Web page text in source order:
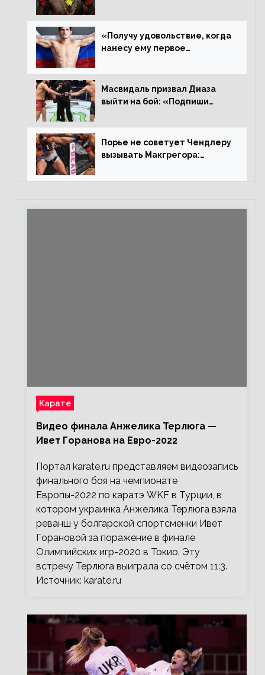
пауза», сообщает Стерлинг
ответил Сехудо
«Получу удовольствие, когда
нанесу ему первое
Иге – про бой с Евлоевым
Масвидаль призвал Диаза
выйти на бой: «Подпиши
повторим»
Порье не советует Чендлеру
вызывать Макгрегора:
каждом бою, а Конор умеет
Карате
Видео финала Анжелика Терлюга —
Ивет Горанова на Евро-2022
Портал karate.ru представляем видеозапись
финального боя на чемпионате
Европы-2022 по каратэ WKF в Турции, в
котором украинка Анжелика Терлюга взяла
реванш у болгарской спортсменки Ивет
Горановой за поражение в финале
Олимпийских игр-2020 в Токио. Эту
встречу Терлюга выиграла со счётом 11:3.
Источник: karate.ru